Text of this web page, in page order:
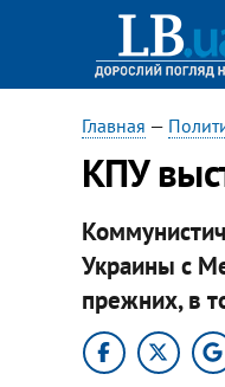
Главная —
КПУ
Украины с
прежних, в